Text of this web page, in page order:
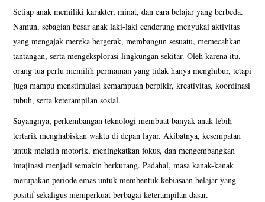
KATALOG PUZZLE
SYARAT DAN KETENTUAN
TESTIMONI
BORONG PRODUK KAMI
LEWAT MARKET PLACE
VIDEO MAINAN EDUKASI
GALERI PENGIRIMAN
Setiap anak memiliki karakter, minat, dan cara belajar yang berbeda.
Namun, sebagian besar anak laki-laki cenderung menyukai aktivitas
yang mengajak mereka bergerak, membangun sesuatu, memecahkan
tantangan, serta mengeksplorasi lingkungan sekitar. Oleh karena itu,
orang tua perlu memilih permainan yang tidak hanya menghibur, tetapi
juga mampu menstimulasi kemampuan berpikir, kreativitas, koordinasi
tubuh, serta keterampilan sosial.
Sayangnya, perkembangan teknologi membuat banyak anak lebih
tertarik menghabiskan waktu di depan layar. Akibatnya, kesempatan
untuk melatih motorik, meningkatkan fokus, dan mengembangkan
imajinasi menjadi semakin berkurang. Padahal, masa kanak-kanak
merupakan periode emas untuk membentuk kebiasaan belajar yang
positif sekaligus memperkuat berbagai keterampilan dasar.